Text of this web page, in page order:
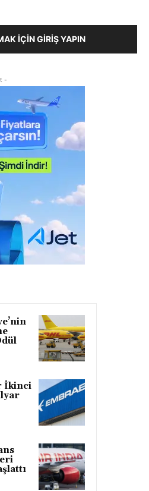
İÇIN GIRIŞ YAPIN
-
İkinci